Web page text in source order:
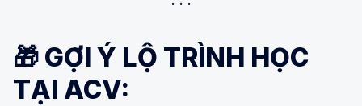
🎁 GỢI Ý LỘ TRÌNH HỌC
TẠI ACV: